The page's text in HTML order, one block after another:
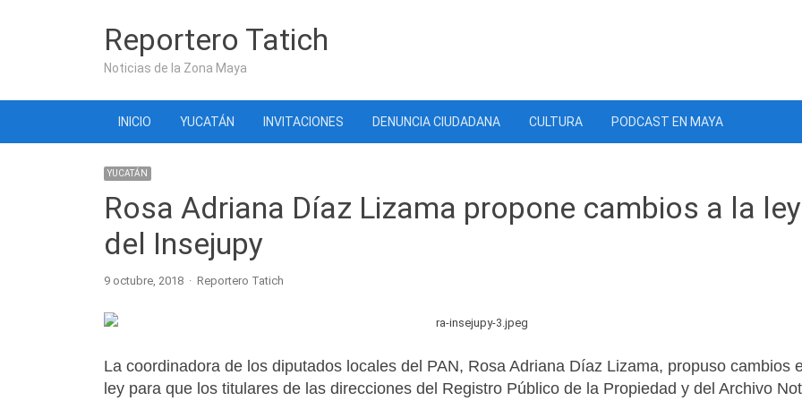
Reportero Tatich
Noticias de la Zona Maya
INICIO YUCATÁN INVITACIONES DENUNCIA CIUDADANA CULTURA PODCAST EN MAYA
YUCATÁN
Rosa Adriana Díaz Lizama propone cambios a la ley
del Insejupy
9 octubre, 2018 Author
Reportero Tatich
La coordinadora de los diputados locales del PAN, Rosa Adriana Díaz Lizama, propuso cambios
ley para que los titulares de las direcciones del Registro Público de la Propiedad y del Archivo